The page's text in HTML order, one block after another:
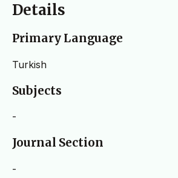
Details
Primary Language
Turkish
Subjects
-
Journal Section
-